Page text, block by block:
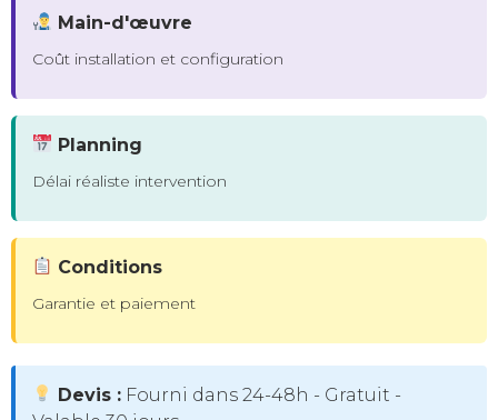
Main-d'œuvre
Coût installation et configuration
Planning
Délai réaliste intervention
Conditions
Garantie et paiement
Devis : Fourni dans 24-48h - Gratuit -